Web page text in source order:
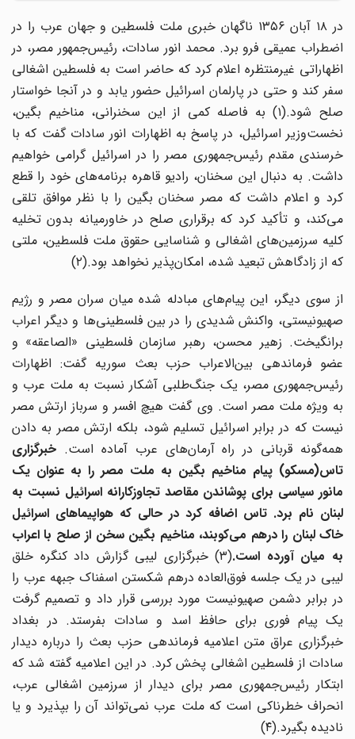
در ۱۸ آبان ۱۳۵۶ ناگهان خبری ملت فلسطین و جهان عرب را در
اضطراب عمیقی فرو برد. محمد انور سادات، رئیس‌جمهور مصر، در
اظهاراتی غیرمنتظره اعلام کرد که حاضر است به فلسطین اشغالی
سفر کند و حتی در پارلمان اسرائیل حضور یابد و در آنجا خواستار
صلح شود.(۱) به فاصله کمی از این سخنرانی، مناخیم بگین،
نخست‌وزیر اسرائیل، در پاسخ به اظهارات انور سادات گفت که با
خرسندی مقدم رئیس‌جمهوری مصر را در اسرائیل گرامی خواهیم
داشت. به دنبال این سخنان، رادیو قاهره برنامه‌های خود را قطع
کرد و اعلام داشت که مصر سخنان بگین را با نظر موافق تلقی
می‌کند، و تأکید کرد که برقراری صلح در خاورمیانه بدون تخلیه
کلیه سرزمین‌های اشغالی و شناسایی حقوق ملت فلسطین، ملتی
که از زادگاهش تبعید شده، امکان‌پذیر نخواهد بود.(۲)
از سوی دیگر، این پیام‌های مبادله شده میان سران مصر و رژیم
صهیونیستی، واکنش شدیدی را در بین فلسطینی‌ها و دیگر اعراب
برانگیخت. زهیر محسن، رهبر سازمان فلسطینی «الصاعقه» و
عضو فرماندهی بین‌الاعراب حزب بعث سوریه گفت: اظهارات
رئیس‌جمهوری مصر، یک جنگ‌طلبی آشکار نسبت به ملت عرب و
به ویژه ملت مصر است. وی گفت هیچ افسر و سرباز ارتش مصر
نیست که در برابر اسرائیل تسلیم شود، بلکه ارتش مصر به دادن
همه‌گونه قربانی در راه آرمان‌های عرب آماده است.خبرگزاری
تاس(مسکو) پیام مناخیم بگین به ملت مصر را به عنوان یک
مانور سیاسی برای پوشاندن مقاصد تجاوزکارانه اسرائیل نسبت به
لبنان نام برد. تاس اضافه کرد در حالی که هواپیماهای اسرائیل
خاک لبنان را درهم می‌کوبند، مناخیم بگین سخن از صلح با اعراب
به میان آورده است.
(۳) خبرگزاری لیبی گزارش داد کنگره خلق
لیبی در یک جلسه فوق‌العاده درهم شکستن اسفناک جبهه عرب را
در برابر دشمن صهیونیست مورد بررسی قرار داد و تصمیم گرفت
یک پیام فوری برای حافظ اسد و سادات بفرستد. در بغداد
خبرگزاری عراق متن اعلامیه فرماندهی حزب بعث را درباره دیدار
سادات از فلسطین اشغالی پخش کرد. در این اعلامیه گفته شد که
ابتکار رئیس‌جمهوری مصر برای دیدار از سرزمین اشغالی عرب،
انحراف خطرناکی است که ملت عرب نمی‌تواند آن را بپذیرد و یا
نادیده بگیرد.(۴)